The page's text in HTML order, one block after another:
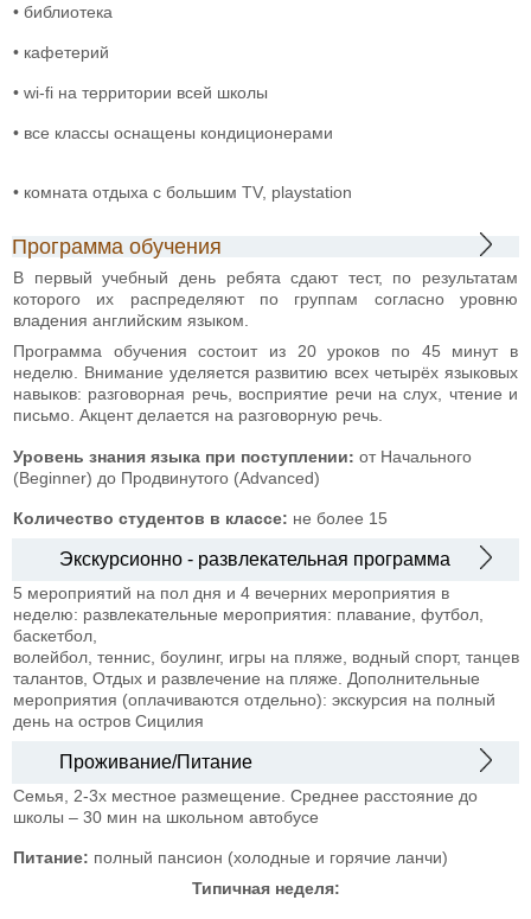
• библиотека
• кафетерий
• wi-fi на территории всей школы
• все классы оснащены кондиционерами
• комната отдыха с большим TV, playstation
Программа обучения
В первый учебный день ребята сдают тест, по результатам
которого их распределяют по группам согласно уровню
владения английским языком.
Программа обучения состоит из 20 уроков по 45 минут в
неделю. Внимание уделяется развитию всех четырёх языковых
навыков: разговорная речь, восприятие речи на слух, чтение и
письмо. Акцент делается на разговорную речь.
Уровень знания языка при поступлении: от Начального
(Beginner) до Продвинутого (Advanced)
Количество студентов в классе: не более 15
Экскурсионно - развлекательная программа
5 мероприятий на пол дня и 4 вечерних мероприятия в
неделю: развлекательные мероприятия: плавание, футбол,
баскетбол,
волейбол, теннис, боулинг, игры на пляже, водный спорт,
талантов, Отдых и развлечение на пляже. Дополнительные
мероприятия (оплачиваются отдельно): экскурсия на полный
день на остров Сицилия
Проживание/Питание
Семья, 2-3х местное размещение. Среднее расстояние до
школы – 30 мин на школьном автобусе
Питание: полный пансион (холодные и горячие ланчи)
Типичная неделя: